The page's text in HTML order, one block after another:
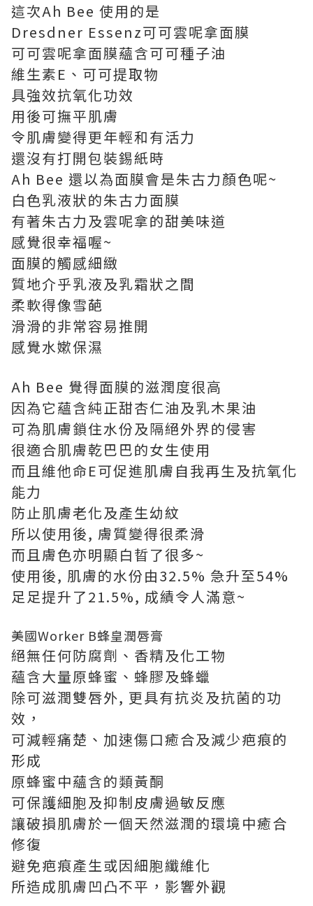
這次Ah Bee 使用的是
Dresdner Essenz可可雲呢拿面膜
可可雲呢拿面膜蘊含可可種子油
維生素E、可可提取物
具強效抗氧化功效
用後可撫平肌膚
令肌膚變得更年輕和有活力
還沒有打開包裝錫紙時
Ah Bee 還以為面膜會是朱古力顏色呢~
白色乳液狀的朱古力面膜
有著朱古力及雲呢拿的甜美味道
感覺很幸福喔~
面膜的觸感細緻
質地介乎乳液及乳霜狀之間
柔軟得像雪葩
滑滑的非常容易推開
感覺水嫰保濕
Ah Bee 覺得面膜的滋潤度很高
因為它蘊含純正甜杏仁油及乳木果油
可為肌膚鎖住水份及隔絕外界的侵害
很適合肌膚乾巴巴的女生使用
而且維他命E可促進肌膚自我再生及抗氧化
能力
防止肌膚老化及產生幼紋
所以使用後, 膚質變得很柔滑
而且膚色亦明顯白晢了很多~
使用後, 肌膚的水份由32.5% 急升至54%
足足提升了21.5%, 成績令人滿意~
美國Worker B蜂皇潤唇膏
絕無任何防腐劑、香精及化工物
蘊含大量原蜂蜜、蜂膠及蜂蠟
除可滋潤雙唇外, 更具有抗炎及抗菌的功
效，
可減輕痛楚、加速傷口癒合及減少疤痕的
形成
原蜂蜜中蘊含的類黃酮
可保護細胞及抑制皮膚過敏反應
讓破損肌膚於一個天然滋潤的環境中癒合
修復
避免疤痕產生或因細胞纖維化
所造成肌膚凹凸不平，影響外觀